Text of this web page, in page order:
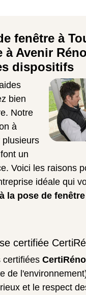
fenêtre à
à Avenir
dispositifs
bien
Notre
à
plusieurs
un
Voici les raisons
idéale qui
la pose de
certifiée
certifiées
de
et le respect